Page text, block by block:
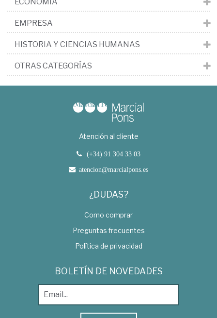
EMPRESA
HISTORIA Y CIENCIAS HUMANAS
OTRAS CATEGORÍAS
Atención al cliente
(+34) 91 304 33 03
atencion@marcialpons.es
¿DUDAS?
Como comprar
Preguntas frecuentes
Política de privacidad
BOLETÍN DE NOVEDADES